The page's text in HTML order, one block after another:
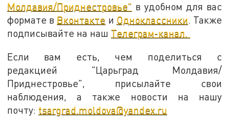
Молдавия/Приднестровье" в удобном для вас
формате в Вконтакте и Одноклассники. Также
подписывайте на наш Телеграм-канал.
Если вам есть, чем поделиться с
редакцией "Царьград Молдавия/
Приднестровье", присылайте свои
наблюдения, а также новости на нашу
почту: tsargrad.moldova@yandex.ru